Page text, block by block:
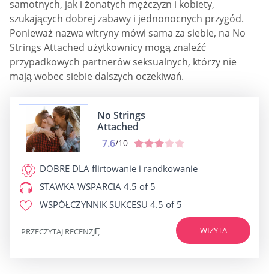
samotnych, jak i żonatych mężczyzn i kobiety,
szukających dobrej zabawy i jednonocnych przygód.
Ponieważ nazwa witryny mówi sama za siebie, na No
Strings Attached użytkownicy mogą znaleźć
przypadkowych partnerów seksualnych, którzy nie
mają wobec siebie dalszych oczekiwań.
No Strings
Attached
7.6/10
DOBRE DLA flirtowanie i randkowanie
STAWKA WSPARCIA 4.5 of 5
WSPÓŁCZYNNIK SUKCESU 4.5 of 5
WIZYTA
PRZECZYTAJ RECENZJĘ